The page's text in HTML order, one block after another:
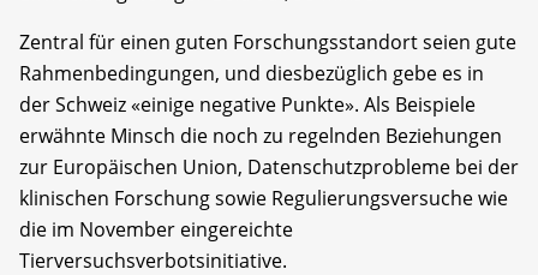
Zentral für einen guten Forschungsstandort seien gute
Rahmenbedingungen, und diesbezüglich gebe es in
der Schweiz «einige negative Punkte». Als Beispiele
erwähnte Minsch die noch zu regelnden Beziehungen
zur Europäischen Union, Datenschutzprobleme bei der
klinischen Forschung sowie Regulierungsversuche wie
die im November eingereichte
Tierversuchsverbotsinitiative.